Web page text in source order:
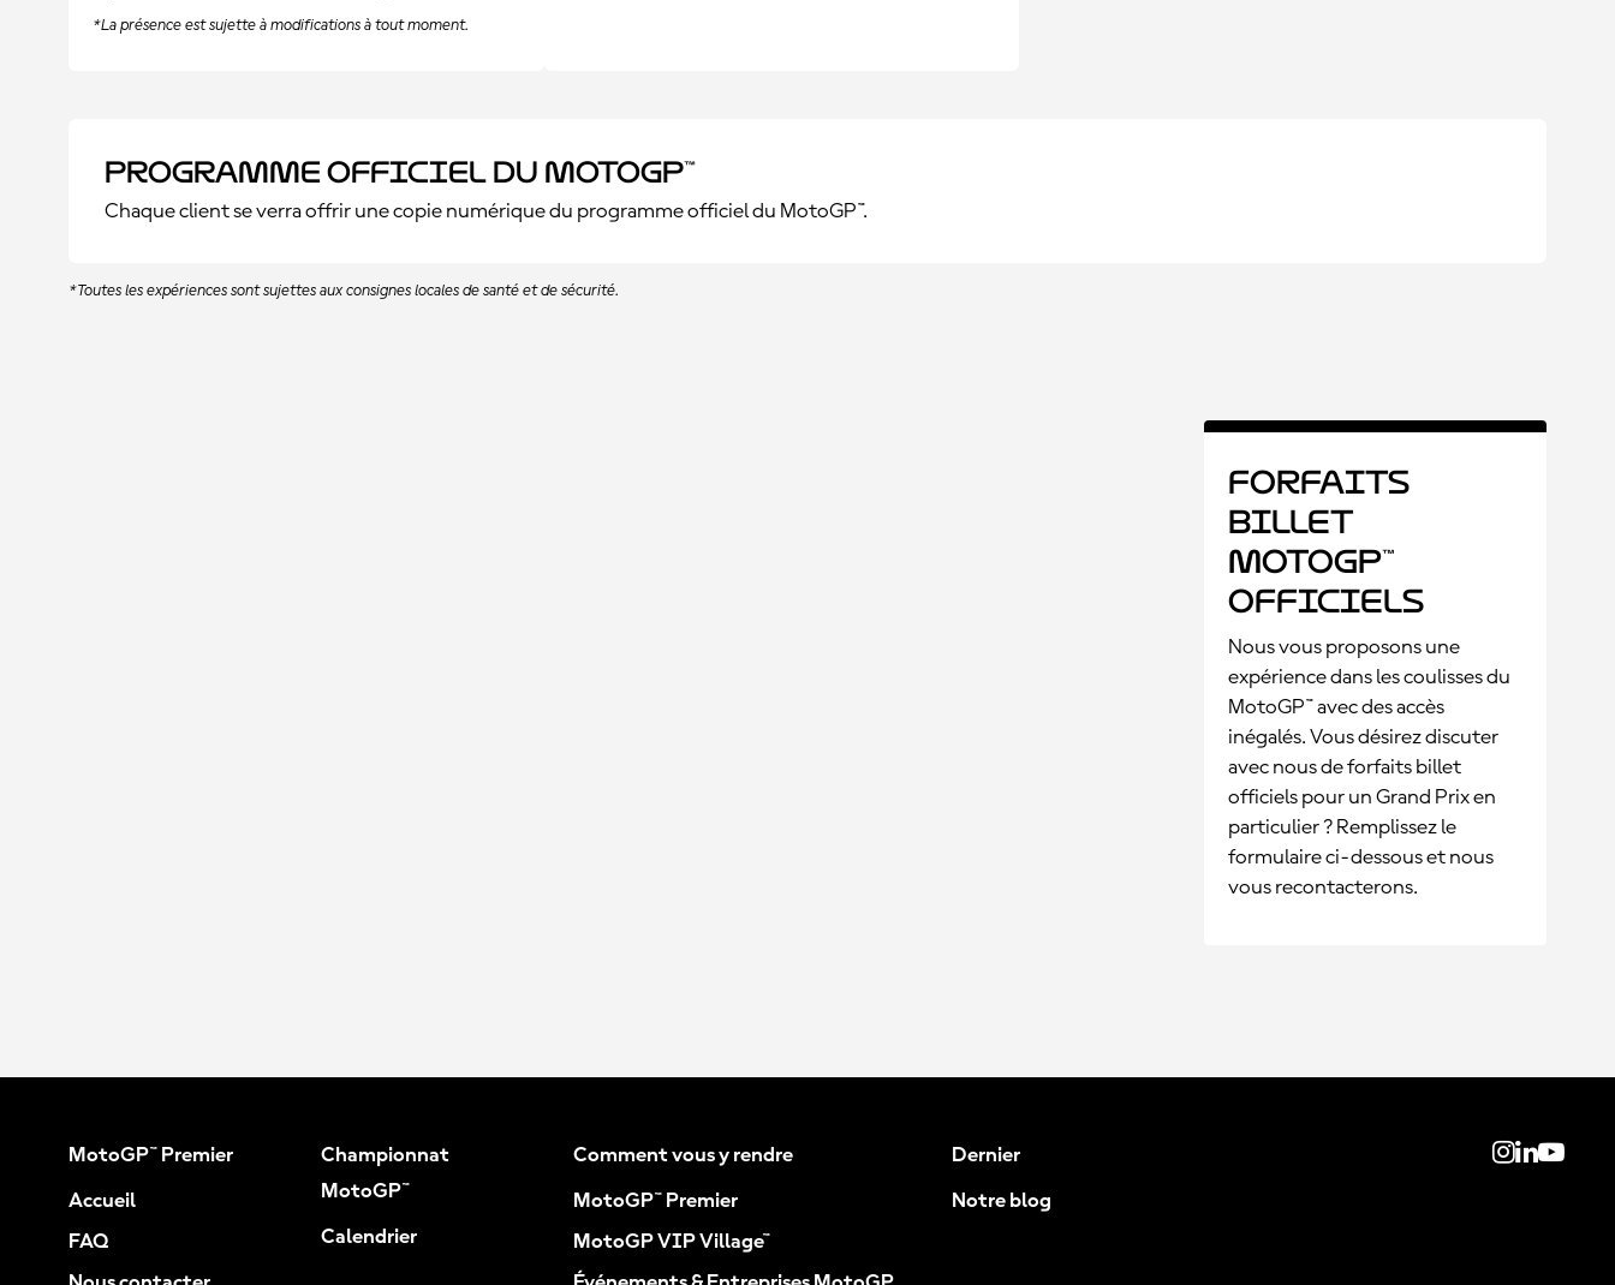
*La présence est sujette à modifications à tout moment.
Programme officiel du MotoGP™
Chaque client se verra offrir une copie numérique du programme officiel du MotoGP™.
*Toutes les expériences sont sujettes aux consignes locales de santé et de sécurité.
Forfaits
billet
MotoGP™
officiels
Nous vous proposons une
expérience dans les coulisses du
MotoGP™ avec des accès
inégalés. Vous désirez discuter
avec nous de forfaits billet
officiels pour un Grand Prix en
particulier ? Remplissez le
formulaire ci-dessous et nous
vous recontacterons.
MotoGP™ Premier
Accueil
FAQ
Championnat
MotoGP™
Calendrier
Comment vous y rendre
MotoGP™ Premier
MotoGP VIP Village™
Dernier
Notre blog